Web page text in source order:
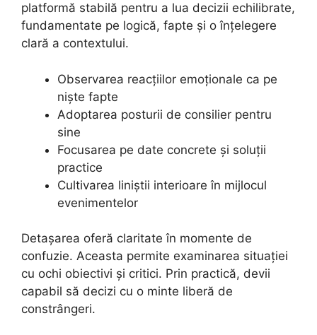
platformă stabilă pentru a lua decizii echilibrate,
fundamentate pe logică, fapte și o înțelegere
clară a contextului.
Observarea reacțiilor emoționale ca pe
niște fapte
Adoptarea posturii de consilier pentru
sine
Focusarea pe date concrete și soluții
practice
Cultivarea liniștii interioare în mijlocul
evenimentelor
Detașarea oferă claritate în momente de
confuzie. Aceasta permite examinarea situației
cu ochi obiectivi și critici. Prin practică, devii
capabil să decizi cu o minte liberă de
constrângeri.